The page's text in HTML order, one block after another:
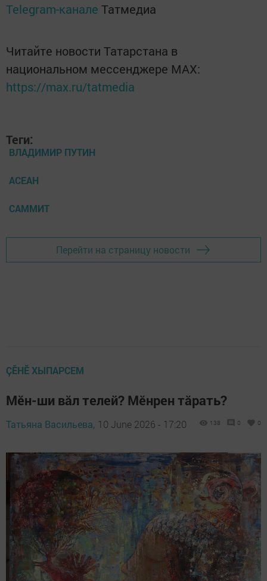
Telegram-канале Татмедиа
Читайте новости Татарстана в
национальном мессенджере MАХ:
https://max.ru/tatmedia
Теги:
ВЛАДИМИР ПУТИН
АСЕАН
САММИТ
Перейти на страницу новости
ÇӖНӖ ХЫПАРСЕМ
Мӗн-ши вăл телей? Мӗнрен тăрать?
Татьяна Васильева, 10 June 2026 - 17:20 138 0 0